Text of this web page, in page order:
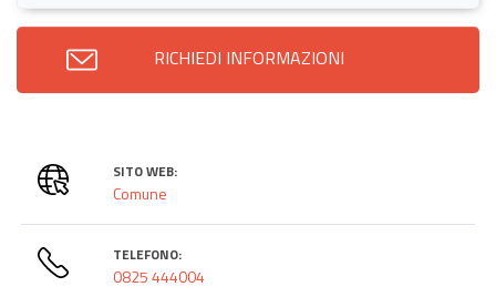
RICHIEDI INFORMAZIONI
SITO WEB:
Comune
TELEFONO:
0825 444004